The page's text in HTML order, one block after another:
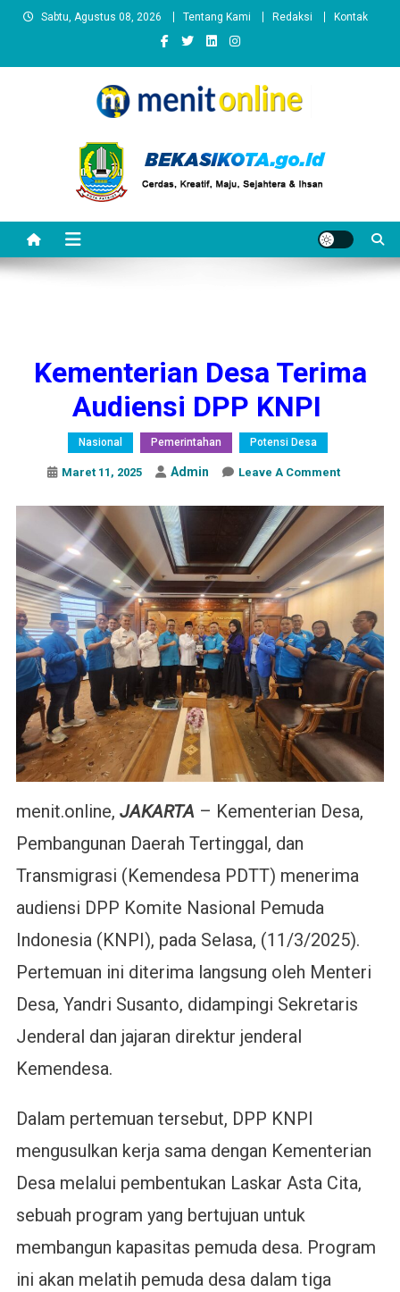
Sabtu, Agustus 08, 2026 Tentang Kami Redaksi Kontak
Kementerian Desa Terima
Audiensi DPP KNPI
Nasional Pemerintahan Potensi Desa
Maret 11, 2025 Admin Leave A CommentOn
Desa
Terima
Audiensi
DPP
menit.online, JAKARTA– Kementerian Desa,
Pembangunan Daerah Tertinggal, dan
Transmigrasi (Kemendesa PDTT) menerima
audiensi DPP Komite Nasional Pemuda
Indonesia (KNPI), pada Selasa, (11/3/2025).
Pertemuan ini diterima langsung oleh Menteri
Desa, Yandri Susanto, didampingi Sekretaris
Jenderal dan jajaran direktur jenderal
Kemendesa.
Dalam pertemuan tersebut, DPP KNPI
mengusulkan kerja sama dengan Kementerian
Desa melalui pembentukan Laskar Asta Cita,
sebuah program yang bertujuan untuk
membangun kapasitas pemuda desa. Program
ini akan melatih pemuda desa dalam tiga